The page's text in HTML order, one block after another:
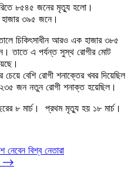
৮৫৪৫ জনের মৃত্যু হলো।
৩৯৫ জনে।
চিকিৎসাধীন আরও এক হাজার ৩৮৫
তাতে এ পর্যন্ত সুস্থ রোগীর মোট
বেশি রোগী শনাক্তের খবর দিয়েছিল
জন নতুন রোগী শনাক্ত হয়েছিল।
৮ মার্চ। প্রথম মৃত্যু হয় ১৮ মার্চ।
নেবেন বিশ্ব নেতারা
⟶